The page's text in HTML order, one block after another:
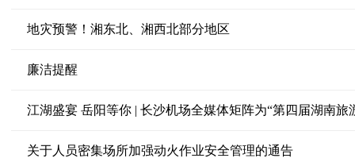
地灾预警！湘东北、湘西北部分地区
廉洁提醒
江湖盛宴 岳阳等你 | 长沙机场全媒体矩阵为“第四届湖南
关于人员密集场所加强动火作业安全管理的通告